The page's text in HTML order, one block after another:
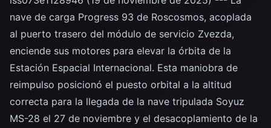
nave de carga Progress 93 de Roscosmos, acoplada
al puerto trasero del módulo de servicio Zvezda,
enciende sus motores para elevar la órbita de la
Estación Espacial Internacional. Esta maniobra de
reimpulso posicionó el puesto orbital a la altitud
correcta para la llegada de la nave tripulada Soyuz
MS-28 el 27 de noviembre y el desacoplamiento de la